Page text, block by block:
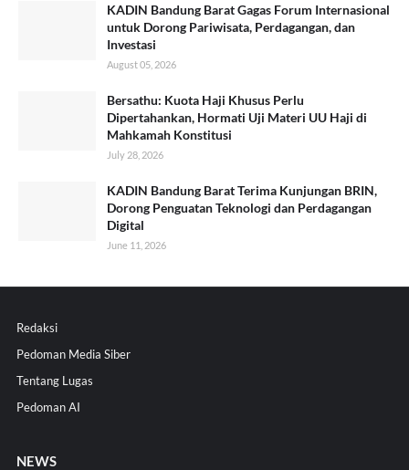
KADIN Bandung Barat Gagas Forum Internasional
untuk Dorong Pariwisata, Perdagangan, dan
Investasi
August 05, 2026
Bersathu: Kuota Haji Khusus Perlu
Dipertahankan, Hormati Uji Materi UU Haji di
Mahkamah Konstitusi
July 28, 2026
KADIN Bandung Barat Terima Kunjungan BRIN,
Dorong Penguatan Teknologi dan Perdagangan
Digital
June 11, 2026
Redaksi
Pedoman Media Siber
Tentang Lugas
Pedoman AI
NEWS